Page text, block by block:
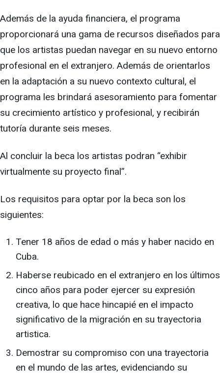
Además de la ayuda financiera, el programa
proporcionará una gama de recursos diseñados para
que los artistas puedan navegar en su nuevo entorno
profesional en el extranjero. Además de orientarlos
en la adaptación a su nuevo contexto cultural, el
programa les brindará asesoramiento para fomentar
su crecimiento artístico y profesional, y recibirán
tutoría durante seis meses.
Al concluir la beca los artistas podran “exhibir
virtualmente su proyecto final”.
Los requisitos para optar por la beca son los
siguientes:
Tener 18 años de edad o más y haber nacido en
Cuba.
Haberse reubicado en el extranjero en los últimos
cinco años para poder ejercer su expresión
creativa, lo que hace hincapié en el impacto
significativo de la migración en su trayectoria
artistica.
Demostrar su compromiso con una trayectoria
en el mundo de las artes, evidenciando su